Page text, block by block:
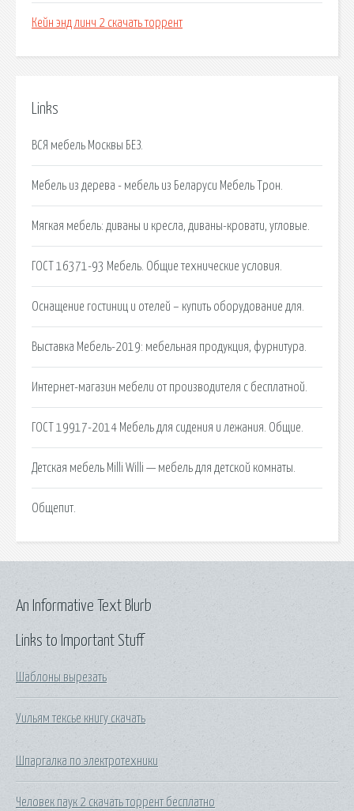
Кейн энд линч 2 скачать торрент
Links
ВСЯ мебель Москвы БЕЗ.
Мебель из дерева - мебель из Беларуси Мебель Трон.
Мягкая мебель: диваны и кресла, диваны-кровати, угловые.
ГОСТ 16371-93 Мебель. Общие технические условия.
Оснащение гостиниц и отелей – купить оборудование для.
Выставка Мебель-2019: мебельная продукция, фурнитура.
Интернет-магазин мебели от производителя с бесплатной.
ГОСТ 19917-2014 Мебель для сидения и лежания. Общие.
Детская мебель Milli Willi — мебель для детской комнаты.
Общепит.
Links to Important Stuff
Шаблоны вырезать
Уильям тексье книгу скачать
Шпаргалка по электротехники
Человек паук 2 скачать торрент бесплатно
An Informative Text Blurb